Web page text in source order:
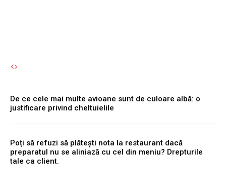
De ce cele mai multe avioane sunt de culoare albă: o
justificare privind cheltuielile
Poți să refuzi să plătești nota la restaurant dacă
preparatul nu se aliniază cu cel din meniu? Drepturile
tale ca client.